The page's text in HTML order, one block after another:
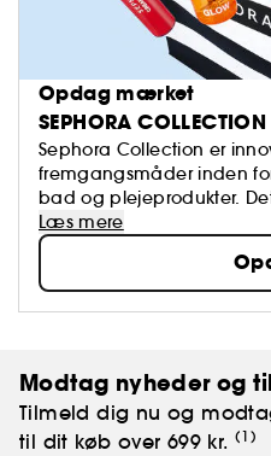
Opdag mærket
SEPHORA COLLECTION
Sephora Collection er
fremgangsmåder inden
bad og plejeprodukter.
som er på forkant med
beauty, og der er altid tale
Læs mere
Modtag nyheder og
Tilmeld dig nu og
til dit køb over 699 kr. (1)